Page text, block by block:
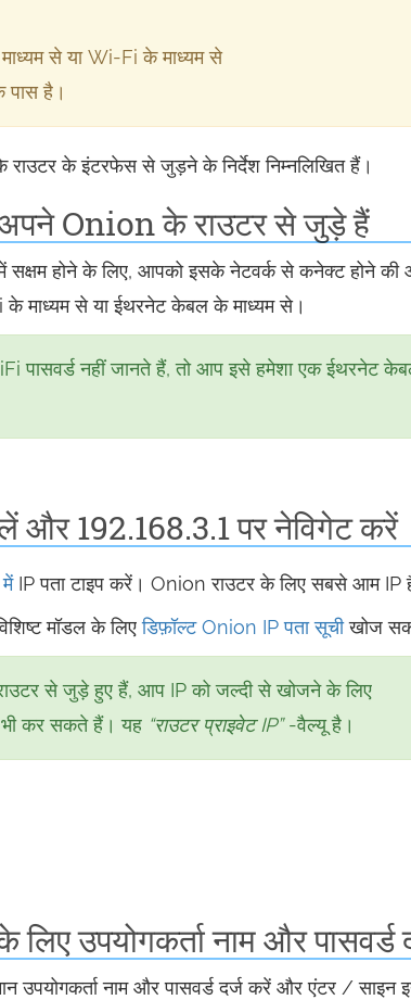
से या Wi-Fi के माध्यम से
है।
के इंटरफेस से जुड़ने के निर्देश निम्नलिखित हैं।
Onion के राउटर से जुड़े हैं
होने के लिए, आपको इसके नेटवर्क से कनेक्ट होने की
के माध्यम से या ईथरनेट केबल के माध्यम से।
पासवर्ड नहीं जानते हैं, तो आप इसे हमेशा एक ईथरनेट
और 192.168.3.1 पर नेविगेट करें
IP पता टाइप करें। Onion राउटर के लिए सबसे आम IP
मॉडल के लिएडिफ़ॉल्ट Onion IP पता सूचीखोज
से जुड़े हुए हैं, आप IP को जल्दी से खोजने के लिए
भी कर सकते हैं। यह “राउटर प्राइवेट IP”-वैल्यू है।
उपयोगकर्ता नाम और पासवर्ड
उपयोगकर्ता नाम और पासवर्ड दर्ज करें और एंटर / साइन